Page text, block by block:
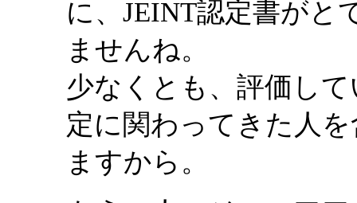
に、JEINT認定書がと
ませんね。
少なくとも、評価し
定に関わってきた人
ますから。